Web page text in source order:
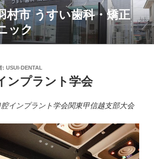
村市 うすい歯科・矯正
ック
: USUI-DENTAL
ンプラント学会
インプラント学会関東甲信越支部大会